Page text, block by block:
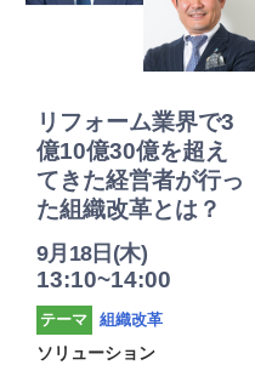
リフォーム業界で3
億10億30億を超え
てきた経営者が行っ
た組織改革とは？
9月18日(木)
13:10~14:00
テーマ
組織改革
ソリューション